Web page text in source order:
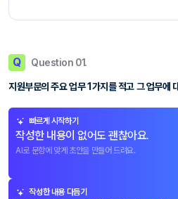
Q Question 01.
지원부문의 주요 업무 1가지를 적고 그 업무에
빠르게 시작하기
작성한 내용이 없어도 괜찮아요.
AI로 문항에 맞게 초안을 만들어 드려요.
작성한 내용 다듬기